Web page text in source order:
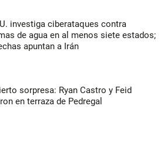
investiga ciberataques contra
de agua en al menos siete estados;
apuntan a Irán
sorpresa: Ryan Castro y Feid
en terraza de Pedregal